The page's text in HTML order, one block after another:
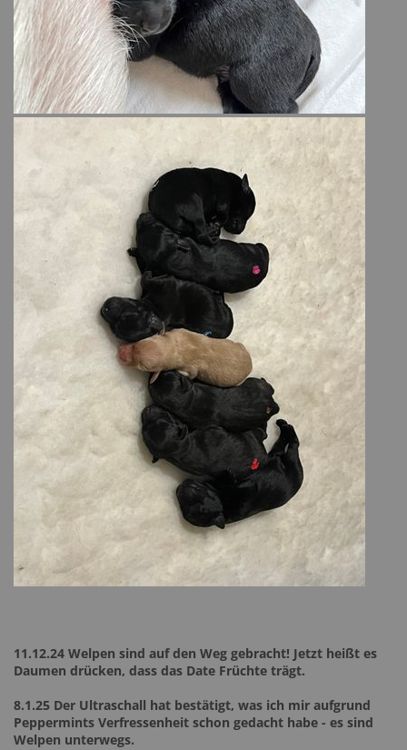
11.12.24 Welpen sind auf den Weg gebracht! Jetzt heißt es
Daumen drücken, dass das Date Früchte trägt.
8.1.25 Der Ultraschall hat bestätigt, was ich mir aufgrund
Peppermints Verfressenheit schon gedacht habe - es sind
Welpen unterwegs.